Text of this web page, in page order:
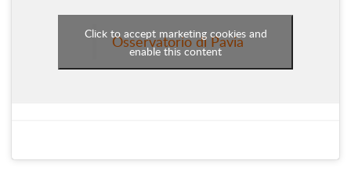
Osservatorio di Pavia
Click to accept marketing cookies and
enable this content